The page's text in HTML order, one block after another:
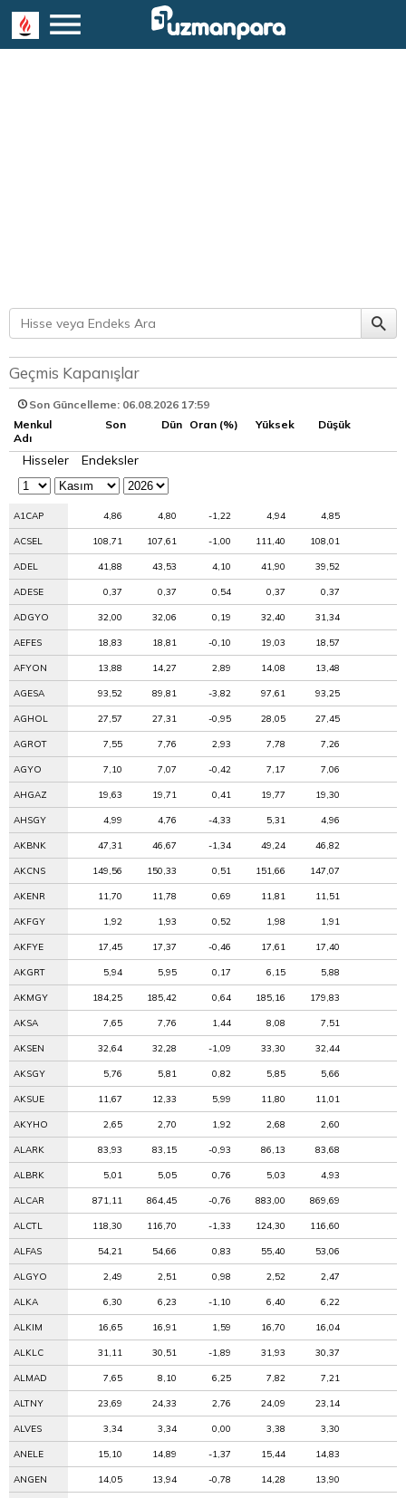
Geçmis Kapanışlar
Son Güncelleme: 06.08.2026 17:59
Menkul
Adı
Son Dün Oran (%) Yüksek Düşük
Hisseler Endeksler
A1CAP 4,86 4,80 -1,22 4,94 4,85
ACSEL 108,71 107,61 -1,00 111,40 108,01
ADEL 41,88 43,53 4,10 41,90 39,52
ADESE 0,37 0,37 0,54 0,37 0,37
ADGYO 32,00 32,06 0,19 32,40 31,34
AEFES 18,83 18,81 -0,10 19,03 18,57
AFYON 13,88 14,27 2,89 14,08 13,48
AGESA 93,52 89,81 -3,82 97,61 93,25
AGHOL 27,57 27,31 -0,95 28,05 27,45
AGROT 7,55 7,76 2,93 7,78 7,26
AGYO 7,10 7,07 -0,42 7,17 7,06
AHGAZ 19,63 19,71 0,41 19,77 19,30
AHSGY 4,99 4,76 -4,33 5,31 4,96
AKBNK 47,31 46,67 -1,34 49,24 46,82
AKCNS 149,56 150,33 0,51 151,66 147,07
AKENR 11,70 11,78 0,69 11,81 11,51
AKFGY 1,92 1,93 0,52 1,98 1,91
AKFYE 17,45 17,37 -0,46 17,61 17,40
AKGRT 5,94 5,95 0,17 6,15 5,88
AKMGY 184,25 185,42 0,64 185,16 179,83
AKSA 7,65 7,76 1,44 8,08 7,51
AKSEN 32,64 32,28 -1,09 33,30 32,44
AKSGY 5,76 5,81 0,82 5,85 5,66
AKSUE 11,67 12,33 5,99 11,80 11,01
AKYHO 2,65 2,70 1,92 2,68 2,60
ALARK 83,93 83,15 -0,93 86,13 83,68
ALBRK 5,01 5,05 0,76 5,03 4,93
ALCAR 871,11 864,45 -0,76 883,00 869,69
ALCTL 118,30 116,70 -1,33 124,30 116,60
ALFAS 54,21 54,66 0,83 55,40 53,06
ALGYO 2,49 2,51 0,98 2,52 2,47
ALKA 6,30 6,23 -1,10 6,40 6,22
ALKIM 16,65 16,91 1,59 16,70 16,04
ALKLC 31,11 30,51 -1,89 31,93 30,37
ALMAD 7,65 8,10 6,25 7,82 7,21
ALTNY 23,69 24,33 2,76 24,09 23,14
ALVES 3,34 3,34 0,00 3,38 3,30
ANELE 15,10 14,89 -1,37 15,44 14,83
ANGEN 14,05 13,94 -0,78 14,28 13,90